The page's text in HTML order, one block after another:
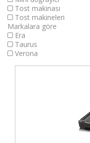
Tost makinası
Tost makineleri
Markalara göre
Era
Taurus
Verona